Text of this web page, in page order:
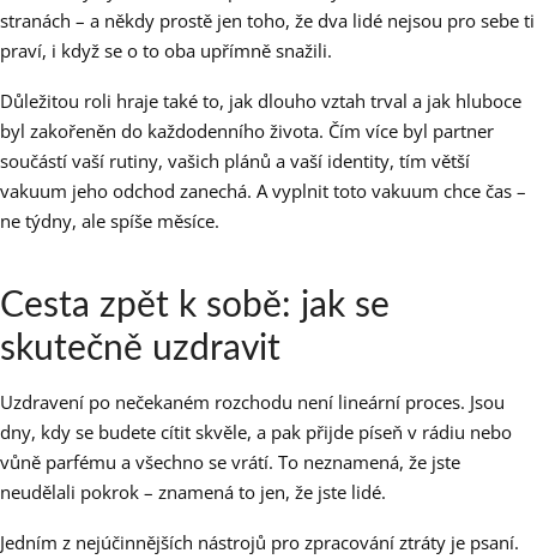
stranách – a někdy prostě jen toho, že dva lidé nejsou pro sebe ti
praví, i když se o to oba upřímně snažili.
Důležitou roli hraje také to, jak dlouho vztah trval a jak hluboce
byl zakořeněn do každodenního života. Čím více byl partner
součástí vaší rutiny, vašich plánů a vaší identity, tím větší
vakuum jeho odchod zanechá. A vyplnit toto vakuum chce čas –
ne týdny, ale spíše měsíce.
Cesta zpět k sobě: jak se
skutečně uzdravit
Uzdravení po nečekaném rozchodu není lineární proces. Jsou
dny, kdy se budete cítit skvěle, a pak přijde píseň v rádiu nebo
vůně parfému a všechno se vrátí. To neznamená, že jste
neudělali pokrok – znamená to jen, že jste lidé.
Jedním z nejúčinnějších nástrojů pro zpracování ztráty je psaní.